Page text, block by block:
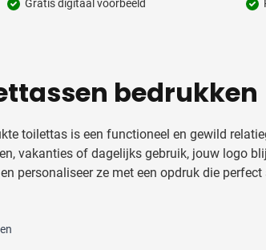
& Kantoor categorie
categorie
categorie
categorie
Gratis digitaal voorbeeld
bedrukken
toilettas is een functioneel en gewild
vakanties of dagelijks gebruik, jouw logo
personaliseer ze met een opdruk die